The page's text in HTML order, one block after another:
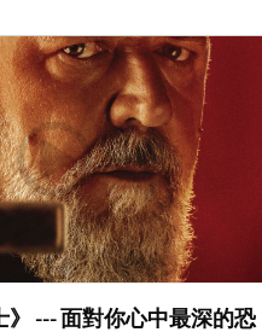
》 --- 面對你心中最深的恐